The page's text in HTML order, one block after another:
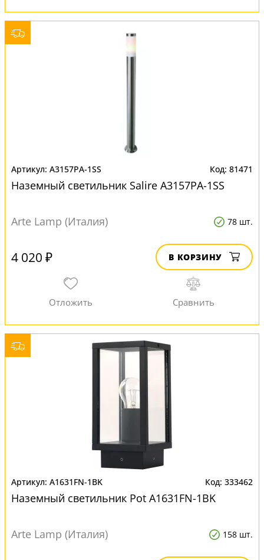
A3157PA-1SS 81471
Наземный светильник Salire A3157PA-1SS
Arte Lamp (Италия) 78 шт.
4 020 ₽ В КОРЗИНУ
A1631FN-1BK 333462
Наземный светильник Pot A1631FN-1BK
Arte Lamp (Италия) 158 шт.